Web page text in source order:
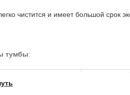
чистится и имеет большой срок
тумбы: